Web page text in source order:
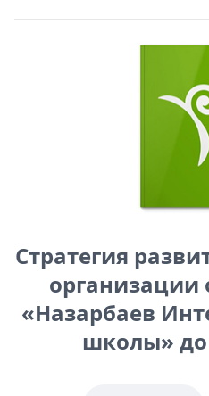
Стратегия
организации
«Назарбаев
школы» до